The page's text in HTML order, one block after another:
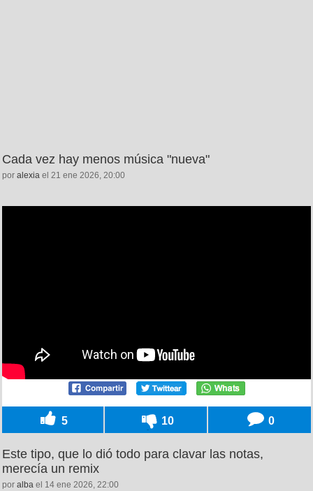
Cada vez hay menos música "nueva"
por alexia el 21 ene 2026, 20:00
5 10 0
Este tipo, que lo dió todo para clavar las notas,
merecía un remix
por alba el 14 ene 2026, 22:00